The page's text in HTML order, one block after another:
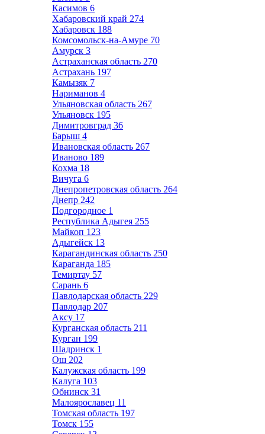
Касимов 6
Хабаровский край 274
Хабаровск 188
Комсомольск-на-Амуре 70
Амурск 3
Астраханская область 270
Астрахань 197
Камызяк 7
Нариманов 4
Ульяновская область 267
Ульяновск 195
Димитровград 36
Барыш 4
Ивановская область 267
Иваново 189
Кохма 18
Вичуга 6
Днепропетровская область 264
Днепр 242
Подгородное 1
Республика Адыгея 255
Майкоп 123
Адыгейск 13
Карагандинская область 250
Караганда 185
Темиртау 57
Сарань 6
Павлодарская область 229
Павлодар 207
Аксу 17
Курганская область 211
Курган 199
Шадринск 1
Ош 202
Калужская область 199
Калуга 103
Обнинск 31
Малоярославец 11
Томская область 197
Томск 155